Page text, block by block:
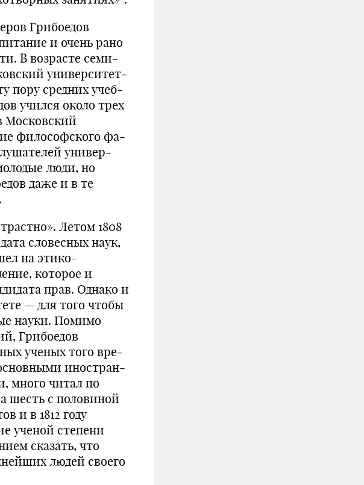
Грибоедов
и очень рано
В возрасте семи-
университет­
пору средних учеб­
учился около трех
Московский
философского фа­
универ­
люди, но
даже и в те
Летом 1808
словес­ных наук,
на этико-
которое и
прав. Одна­ко и
— для того чтобы
науки. По­мимо
Грибоедов
ученых того вре­
иностран­
много читал по
шесть с половиной
и в 1812 году
ученой степени
сказать, что
людей сво­его